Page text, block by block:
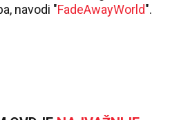
navodi "FadeAwayWorld".